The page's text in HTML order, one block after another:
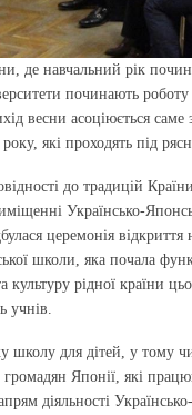
де навчальний рік
починають роботу
весни асоціюється саме
які проходять під
до традицій
Українсько-
церемонія
школи, яка почала
культуру рідної країни
учнів.
для дітей, у тому
Японії, які
діяльності